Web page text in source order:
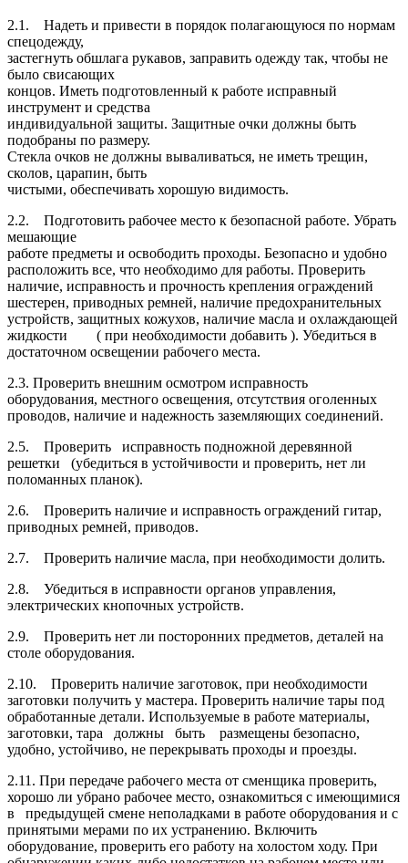
2.1. Надеть и привести в порядок полагающуюся по нормам
спецодежду,
застегнуть обшлага рукавов, заправить одежду так, чтобы не
было свисающих
концов. Иметь подготовленный к работе исправный
инструмент и средства
индивидуальной защиты. Защитные очки должны быть
подобраны по размеру.
Стекла очков не должны вываливаться, не иметь трещин,
сколов, царапин, быть
чистыми, обеспечивать хорошую видимость.
2.2. Подготовить рабочее место к безопасной работе. Убрать
мешающие
работе предметы и освободить проходы. Безопасно и удобно
расположить все, что необходимо для работы. Проверить
наличие, исправность и прочность крепления ограждений
шестерен, приводных ремней, наличие предохранительных
устройств, защитных кожухов, наличие масла и охлаждающей
жидкости ( при необходимости добавить ). Убедиться в
достаточном освещении рабочего места.
2.3. Проверить внешним осмотром исправность
оборудования, местного освещения, отсутствия оголенных
проводов, наличие и надежность заземляющих соединений.
2.5. Проверить исправность подножной деревянной
решетки (убедиться в устойчивости и проверить, нет ли
поломанных планок).
2.6. Проверить наличие и исправность ограждений гитар,
приводных ремней, приводов.
2.7. Проверить наличие масла, при необходимости долить.
2.8. Убедиться в исправности органов управления,
электрических кнопочных устройств.
2.9. Проверить нет ли посторонних предметов, деталей на
столе оборудования.
2.10. Проверить наличие заготовок, при необходимости
заготовки получить у мастера. Проверить наличие тары под
обработанные детали. Используемые в работе материалы,
заготовки, тара должны быть размещены безопасно,
удобно, устойчиво, не перекрывать проходы и проезды.
2.11. При передаче рабочего места от сменщика проверить,
хорошо ли убрано рабочее место, ознакомиться с имеющимися
в предыдущей смене неполадками в работе оборудования и с
принятыми мерами по их устранению. Включить
оборудование, проверить его работу на холостом ходу. При